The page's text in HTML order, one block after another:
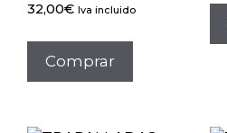
32,00€ Iva incluido
Comprar